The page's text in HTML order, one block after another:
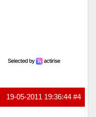
#4
19-05-2011 19:36:44